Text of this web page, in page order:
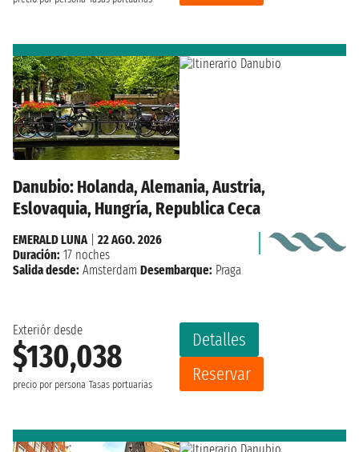
Danubio: Holanda, Alemania, Austria,
Eslovaquia, Hungría, Republica Ceca
Exteriór desde
$130,038
precio por persona Tasas portuarias
Detalles
Reservar
EMERALD LUNA| 22 AGO. 2026
Duración: 17 noches
Salida desde: Amsterdam Desembarque: Praga